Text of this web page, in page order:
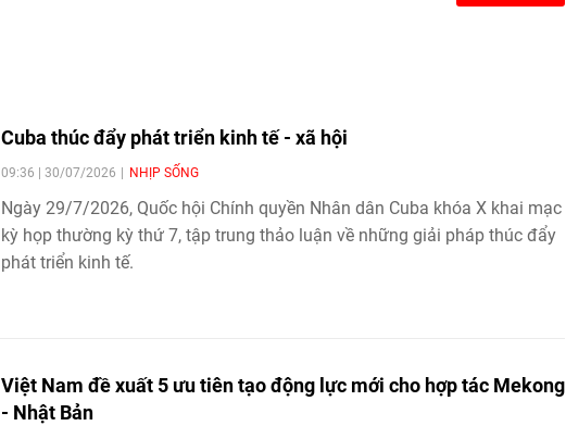
Cuba thúc đẩy phát triển kinh tế - xã hội
09:36 | 30/07/2026 NHỊP SỐNG
Ngày 29/7/2026, Quốc hội Chính quyền Nhân dân Cuba khóa X khai mạc
kỳ họp thường kỳ thứ 7, tập trung thảo luận về những giải pháp thúc đẩy
phát triển kinh tế.
Việt Nam đề xuất 5 ưu tiên tạo động lực mới cho hợp tác Mekong
- Nhật Bản